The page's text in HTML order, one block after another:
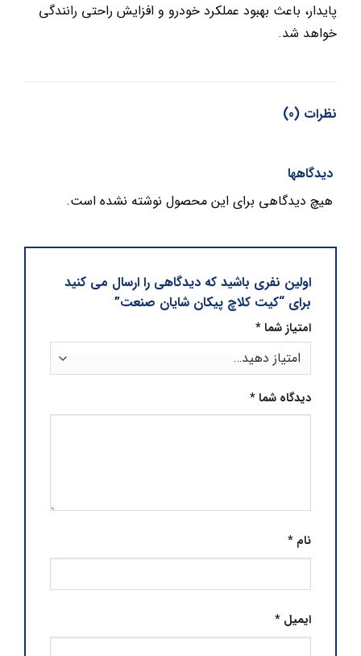
پایدار، باعث بهبود عملکرد خودرو و افزایش راحتی رانندگی
خواهد شد.
نظرات (0)
دیدگاهها
هیچ دیدگاهی برای این محصول نوشته نشده است.
اولین نفری باشید که دیدگاهی را ارسال می کنید
برای “کیت کلاچ پیکان شایان صنعت”
امتیاز شما*
دیدگاه شما*
نام*
ایمیل*